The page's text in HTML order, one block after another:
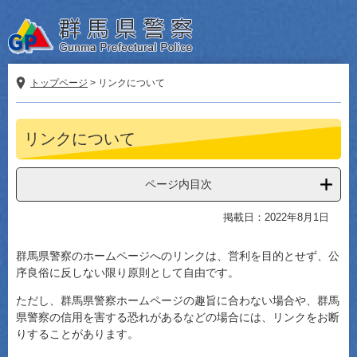
ー
ジ
の
ニ
ュ
ー
トップページ > リンクについて
リンクについて
ページ内目次
掲載日：2022年8月1日
群馬県警察のホームページへのリンクは、営利を目的とせず、公
序良俗に反しない限り原則として自由です。
ただし、群馬県警察ホームページの趣旨に合わない場合や、群馬
県警察の信用を害する恐れがあるなどの場合には、リンクをお断
りすることがあります。